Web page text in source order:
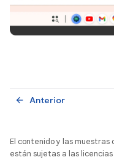
Anterior
arrow_back
El contenido y las
están sujetas a las